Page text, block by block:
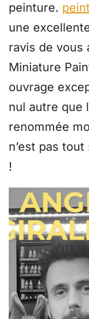
peinture.
une
ravis de vous
Miniature
ouvrage
nul autre que
renommée
n’est pas
!